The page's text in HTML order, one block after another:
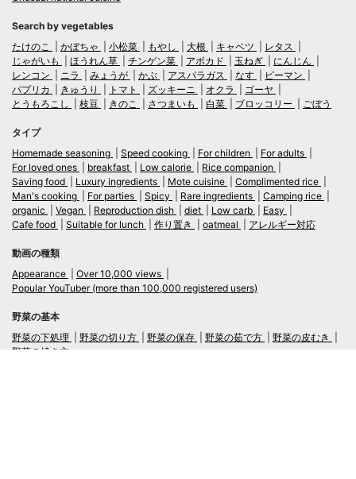
Search by vegetables
たけのこ
かぼちゃ 小松菜 もやし 大根 キャベツ
レタス
じゃがいも
ほうれん草 チンゲン菜 アボカド 玉ねぎ
にんじん
レンコン
ニラ みょうが かぶ アスパラガス なす
ピーマン
パプリカ
きゅうり トマト ズッキーニ オクラ
ゴーヤ
とうもろこし
枝豆 きのこ さつまいも 白菜 ブロッコリー ごぼう
タイプ
Homemade seasoning
Speed cooking For children
For adults
For loved ones
breakfast Low calorie
Rice companion
Saving food
Luxury ingredients Mote cuisine
Complimented rice
Man's cooking
For parties Spicy Rare ingredients
Camping rice
organic
Vegan Reproduction dish diet Low carb
Easy
Cafe food
Suitable for lunch 作り置き oatmeal アレルギー対応
動画の種類
Appearance
Over 10,000 views
Popular YouTuber (more than 100,000 registered users)
野菜の基本
野菜の下処理
野菜の切り方 野菜の保存 野菜の茹で方
野菜の皮むき
野菜の焼き方